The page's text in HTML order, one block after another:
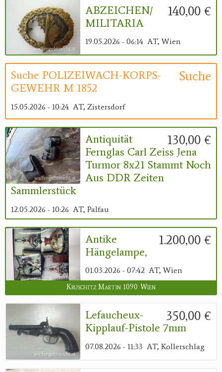
140,00 €
ABZEICHEN/
MILITARIA
19.05.2026 - 06:14 AT, Wien
Suche
Suche POLIZEIWACH-KORPS-
GEWEHR M 1852
15.05.2026 - 10:24 AT, Zistersdorf
130,00 €
Antiquität
Fernglas Carl Zeiss Jena
Turmor 8x21 Stammt Noch
Aus DDR Zeiten
Sammlerstück
12.05.2026 - 10:26 AT, Palfau
1.200,00 €
Antike
Hängelampe,
01.03.2026 - 07:42 AT, Wien
Kruschitz Martin 1090 Wien
350,00 €
Lefaucheux-
Kipplauf-Pistole 7mm
07.08.2026 - 11:33 AT, Kollerschlag